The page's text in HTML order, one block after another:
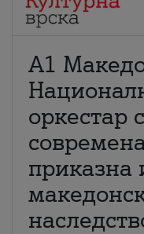
А1
оркестар
приказна